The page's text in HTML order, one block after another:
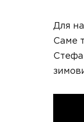
Для
Саме